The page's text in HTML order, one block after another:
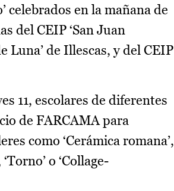
celebrados en la mañana de
del CEIP ‘San Juan
Luna’ de Illescas, y del CEIP
11, escolares de diferentes
de FARCAMA para
como ‘Cerámica romana’,
o ‘Collage-